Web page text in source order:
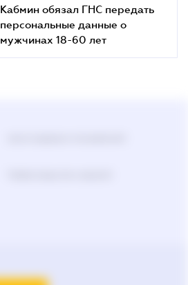
Кабмин обязал ГНС передать
персональные данные о
мужчинах 18-60 лет